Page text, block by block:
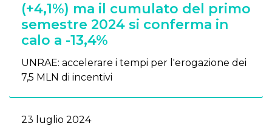
(+4,1%) ma il cumulato del primo
semestre 2024 si conferma in
calo a -13,4%
UNRAE: accelerare i tempi per l'erogazione dei
7,5 MLN di incentivi
23 luglio 2024